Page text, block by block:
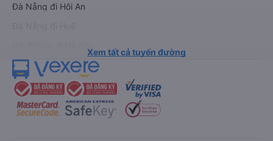
Đà Nẵng đi Hội An
Xem tất cả tuyến đường